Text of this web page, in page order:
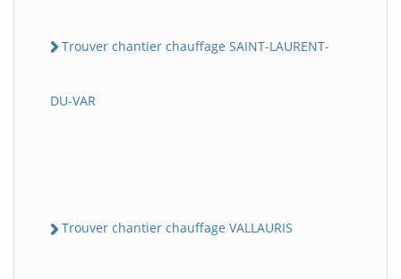
Trouver chantier chauffage SAINT-LAURENT-
DU-VAR
Trouver chantier chauffage VALLAURIS